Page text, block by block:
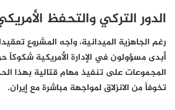
الدور التركي والتحفظ
رغم الجاهزية الميدانية، واجه المشروع
أبدى مسؤولون في الإدارة الأمريكية شكوكاً
المجموعات على تنفيذ مهام قتالية بهذا
تخوفاً من الانزلاق لمواجهة مباشرة مع إيران.